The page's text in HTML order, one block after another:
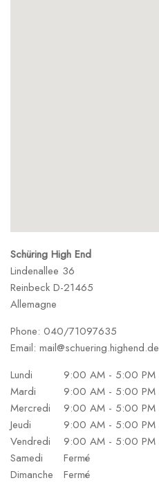
Schüring High End
Lindenallee 36
Reinbeck D-21465
Allemagne
Phone: 040/71097635
Email: mail@schuering.highend.de
Lundi
9:00 AM - 5:00 PM
Mardi
9:00 AM - 5:00 PM
Mercredi
9:00 AM - 5:00 PM
Jeudi
9:00 AM - 5:00 PM
Vendredi
9:00 AM - 5:00 PM
Samedi
Fermé
Dimanche
Fermé